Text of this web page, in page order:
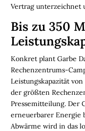
L
G
I
S
T
Vertrag unterzeichnet
Bis zu 350
Konkret plant Garbe
Rechenzentrums-
Leistungskapazität
der größten
Pressemitteilung. Der
erneuerbarer Energie
Abwärme wird in das